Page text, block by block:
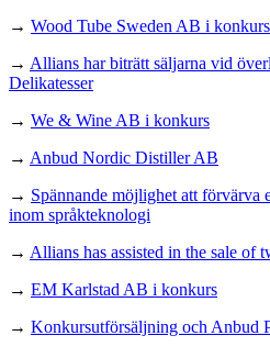
→ Wood Tube Sweden AB i konkurs
→ Allians har biträtt säljarna vid
Delikatesser
→ We & Wine AB i konkurs
→ Anbud Nordic Distiller AB
→ Spännande möjlighet att
inom språkteknologi
→ Allians has assisted in the sale of
→ EM Karlstad AB i konkurs
→ Konkursutförsäljning och Anbud